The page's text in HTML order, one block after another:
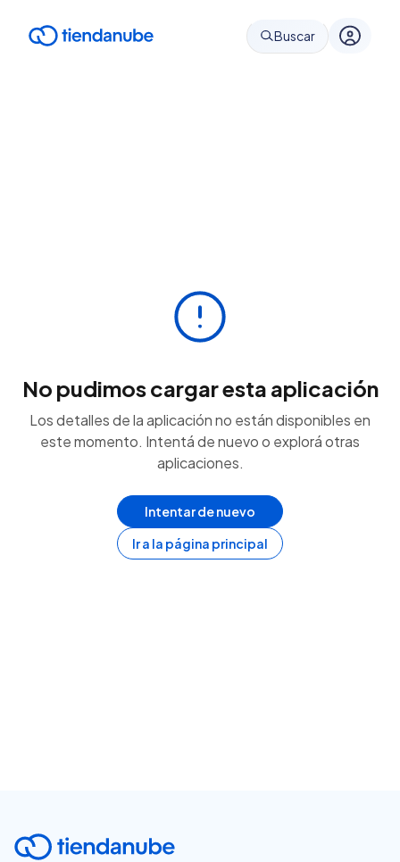
Buscar
No pudimos cargar esta aplicación
Los detalles de la aplicación no están disponibles en
este momento. Intentá de nuevo o explorá otras
aplicaciones.
Intentar de nuevo
Ir a la página principal